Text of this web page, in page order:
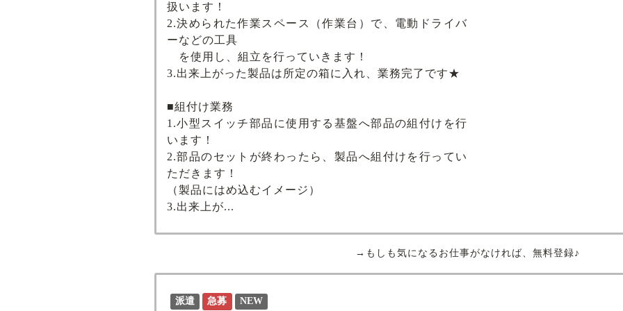
扱います！
2.決められた作業スペース（作業台）で、電動ドライバ
ーなどの工具
を使用し、組立を行っていきます！
3.出来上がった製品は所定の箱に入れ、業務完了です★
■組付け業務
1.小型スイッチ部品に使用する基盤へ部品の組付けを行
います！
2.部品のセットが終わったら、製品へ組付けを行ってい
ただきます！
（製品にはめ込むイメージ）
3.出来上が...
→もしも気になるお仕事がなければ、無料登録♪
派遣 急募 NEW